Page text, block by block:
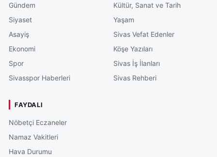
Gündem
Siyaset
Asayiş
Ekonomi
Spor
Sivasspor Haberleri
Kültür, Sanat ve Tarih
Yaşam
Sivas Vefat Edenler
Köşe Yazıları
Sivas İş İlanları
Sivas Rehberi
FAYDALI
Nöbetçi Eczaneler
Namaz Vakitleri
Hava Durumu